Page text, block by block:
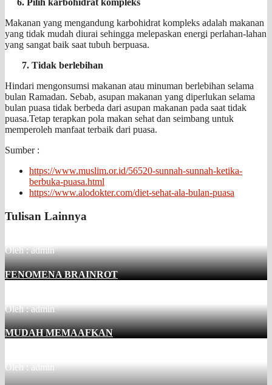
Makanan yang mengandung karbohidrat kompleks adalah makanan
yang tidak mudah diurai sehingga melepaskan energi perlahan-lahan
yang sangat baik saat tubuh berpuasa.
7. Tidak berlebihan
Hindari mengonsumsi makanan atau minuman berlebihan selama
bulan Ramadan. Sebab, asupan makanan yang diperlukan selama
bulan puasa tidak berbeda dari asupan makanan pada saat tidak
puasa.Tetap terapkan pola makan sehat dan seimbang untuk
memperoleh manfaat terbaik dari puasa.
Sumber :
https://www.muslim.or.id/56520-sunnah-sunnah-ketika-
berbuka-puasa.html
https://www.alodokter.com/diet-sehat-ala-bulan-puasa
Tulisan Lainnya
Oleh : admin
FENOMENA BRAINROT
Oleh : admin
MUDAH MEMAAFKAN
Oleh : admin